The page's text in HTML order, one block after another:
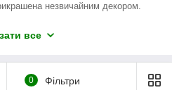
незвичайним декором.
товщиною 16 мм, А фасади
ліжка 160 і 180 з
все
0 Фільтри